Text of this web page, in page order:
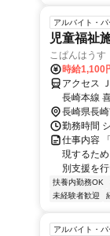
アルバイト・パ
児童福祉
こぱんはう
時給1,100
アクセス
長崎本線
長崎県長
勤務時間
仕事内容
現するた
別支援を
扶養内勤務OK
未経験者歓迎
アルバイト・パ